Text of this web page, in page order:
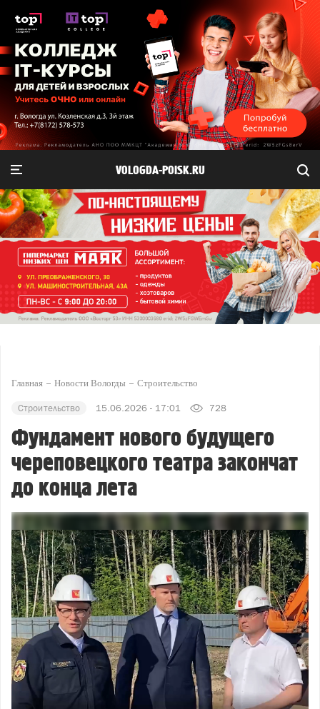
VOLOGDA-POISK.RU
Главная Новости Вологды Строительство
Строительство 15.06.2026 - 17:01 728
Фундамент нового будущего
череповецкого театра закончат
до конца лета